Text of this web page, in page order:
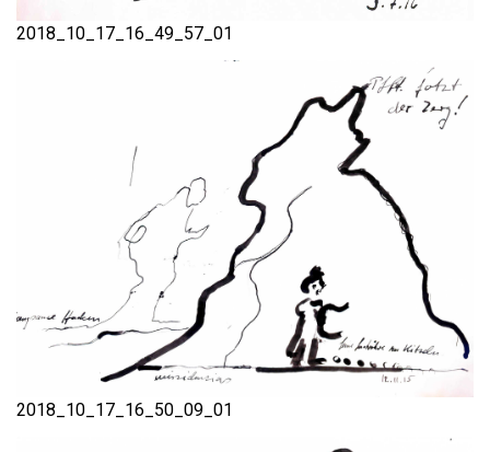
2018_10_17_16_49_57_01
2018_10_17_16_50_09_01